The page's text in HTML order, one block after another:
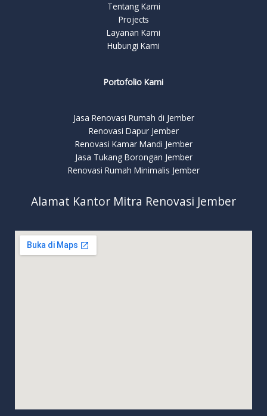
Tentang Kami
Projects
Layanan Kami
Hubungi Kami
Portofolio Kami
Jasa Renovasi Rumah di Jember
Renovasi Dapur Jember
Renovasi Kamar Mandi Jember
Jasa Tukang Borongan Jember
Renovasi Rumah Minimalis Jember
Alamat Kantor Mitra Renovasi Jember